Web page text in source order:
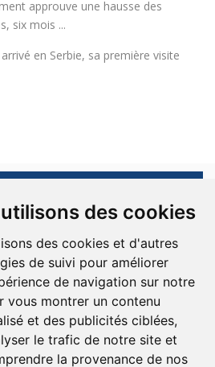
des cookies
des cookies et d'autres
de suivi pour améliorer
de navigation sur notre
vous montrer un contenu
et des publicités ciblées,
le trafic de notre site et
la provenance de nos
approuve une hausse des
six mois ...
en Serbie, sa première visite
les droits sont réservés.